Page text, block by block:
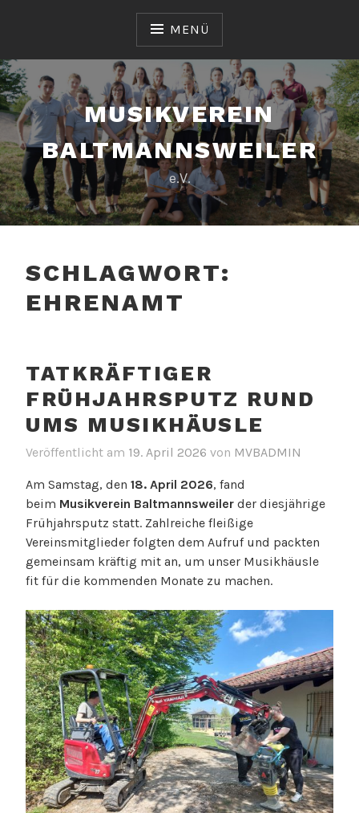
MENÜ
MUSIKVEREIN
BALTMANNSWEILER
e.V.
SCHLAGWORT:
EHRENAMT
TATKRÄFTIGER
FRÜHJAHRSPUTZ RUND
UMS MUSIKHÄUSLE
Veröffentlicht am 19. April 2026 von MVBADMIN
Am Samstag, den 18. April 2026, fand
beim Musikverein Baltmannsweiler der diesjährige
Frühjahrsputz statt. Zahlreiche fleißige
Vereinsmitglieder folgten dem Aufruf und packten
gemeinsam kräftig mit an, um unser Musikhäusle
fit für die kommenden Monate zu machen.